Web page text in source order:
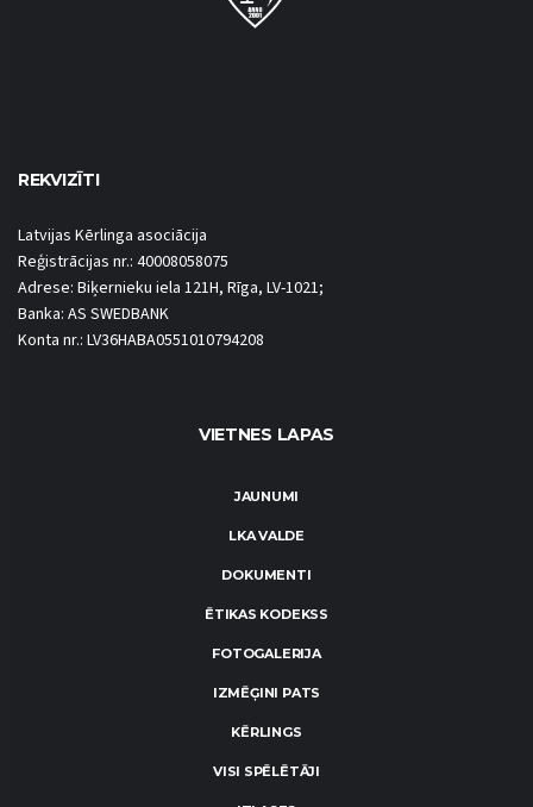
REKVIZĪTI
Latvijas Kērlinga asociācija
Reģistrācijas nr.: 40008058075
Adrese: Biķernieku iela 121H, Rīga, LV-1021;
Banka: AS SWEDBANK
Konta nr.: LV36HABA0551010794208
VIETNES LAPAS
JAUNUMI
LKA VALDE
DOKUMENTI
ĒTIKAS KODEKSS
FOTOGALERIJA
IZMĒĢINI PATS
KĒRLINGS
VISI SPĒLĒTĀJI